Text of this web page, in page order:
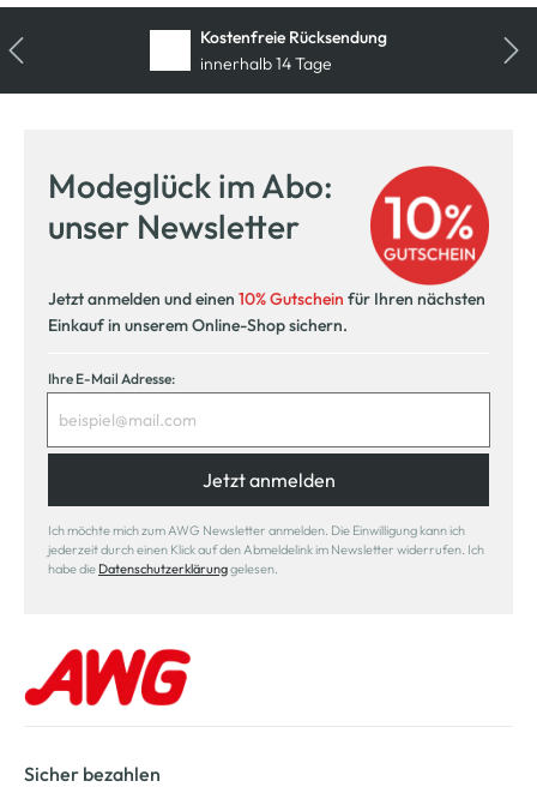
Kostenfreie Rücksendung
innerhalb 14 Tage
Modeglück im Abo:
unser Newsletter
Jetzt anmelden und einen 10% Gutschein für Ihren nächsten
Einkauf in unserem Online-Shop sichern.
Ihre E-Mail Adresse:
Jetzt anmelden
Ich möchte mich zum AWG Newsletter anmelden. Die Einwilligung kann ich
jederzeit durch einen Klick auf den Abmeldelink im Newsletter widerrufen. Ich
habe die Datenschutzerklärunggelesen.
Sicher bezahlen